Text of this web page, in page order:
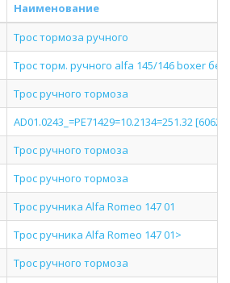
Наименование
Трос тормоза ручного
Трос торм. ручного alfa 145/146 boxer без
Трос ручного тормоза
AD01.0243_=PE71429=10.2134=251.32
Трос ручного тормоза
Трос ручного тормоза
Трос ручника Alfa Romeo 147 01
Трос ручника Alfa Romeo 147 01>
Трос ручного тормоза